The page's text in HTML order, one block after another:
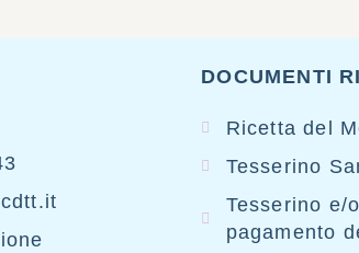
DOCUMENTI
Ricetta del
Tesserino
Tesserino e/
pagamento